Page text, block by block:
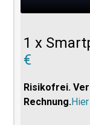
1 x
€
Risikofrei.
Rechnung.